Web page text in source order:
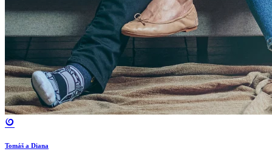
Tomáš a Diana